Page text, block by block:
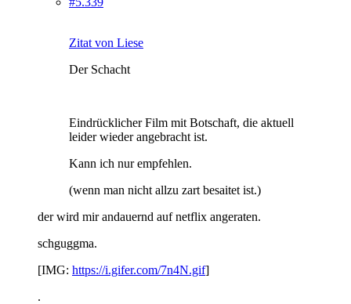
Zitat von Liese
Der Schacht
Eindrücklicher Film mit Botschaft, die aktuell
leider wieder angebracht ist.
Kann ich nur empfehlen.
(wenn man nicht allzu zart besaitet ist.)
der wird mir andauernd auf netflix angeraten.
schguggma.
[IMG: https://i.gifer.com/7n4N.gif]
.